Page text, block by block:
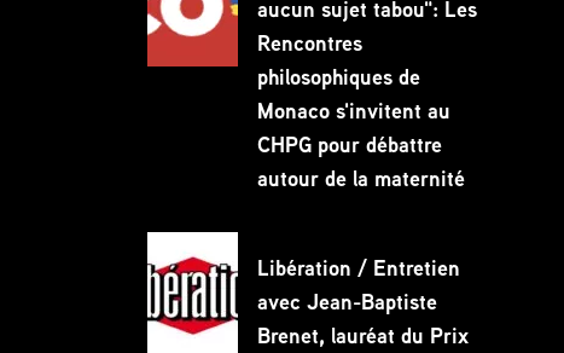
aucun sujet tabou": Les
Rencontres
philosophiques de
Monaco s'invitent au
CHPG pour débattre
autour de la maternité
Libération / Entretien
avec Jean-Baptiste
Brenet, lauréat du Prix